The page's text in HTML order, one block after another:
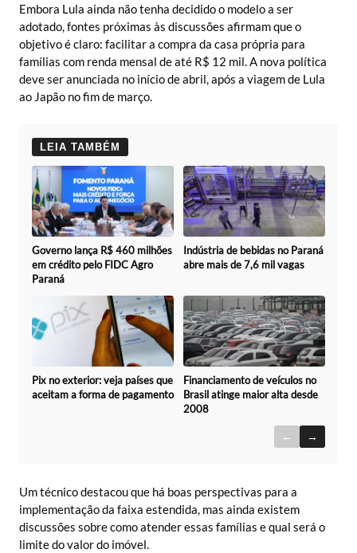
Embora Lula ainda não tenha decidido o modelo a ser
adotado, fontes próximas às discussões afirmam que o
objetivo é claro: facilitar a compra da casa própria para
famílias com renda mensal de até R$ 12 mil. A nova política
deve ser anunciada no início de abril, após a viagem de Lula
ao Japão no fim de março.
LEIA TAMBÉM
Governo lança R$ 460 milhões
em crédito pelo FIDC Agro
Paraná
Indústria de bebidas no Paraná
abre mais de 7,6 mil vagas
Pix no exterior: veja países que
aceitam a forma de pagamento
Financiamento de veículos no
Brasil atinge maior alta desde
2008
← →
Um técnico destacou que há boas perspectivas para a
implementação da faixa estendida, mas ainda existem
discussões sobre como atender essas famílias e qual será o
limite do valor do imóvel.